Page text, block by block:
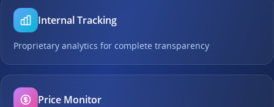
Internal Tracking
Proprietary analytics for complete transparency
Price Monitor